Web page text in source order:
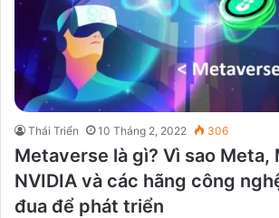
Thái Triển 10 Tháng 2, 2022 306
Metaverse là gì? Vì sao
NVIDIA và các hãng công
đua để phát triển